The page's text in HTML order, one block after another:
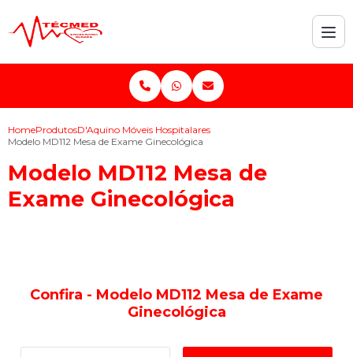
HomeProdutosD'Aquino Móveis Hospitalares
Modelo MD112 Mesa de Exame Ginecológica
Modelo MD112 Mesa de
Exame Ginecológica
Confira - Modelo MD112 Mesa de Exame
Ginecológica